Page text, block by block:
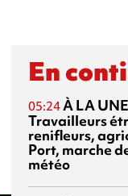
En
05:24À LA
Travailleurs
renifleurs,
Port, marche
météo